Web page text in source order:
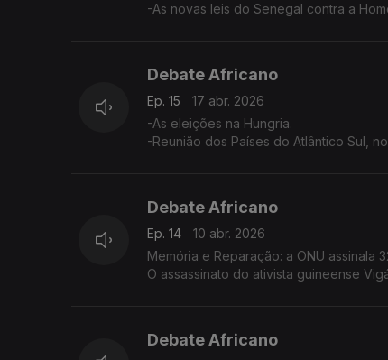
-As novas leis do Senegal contra a
Debate Africano
Ep. 15
17 abr. 2026
-As eleições na Hungria.
-Reunião dos Países do Atlântico Sul,
Debate Africano
Ep. 14
10 abr. 2026
Memória e Reparação: a ONU
O assassinato do ativista guineense
Debate Africano